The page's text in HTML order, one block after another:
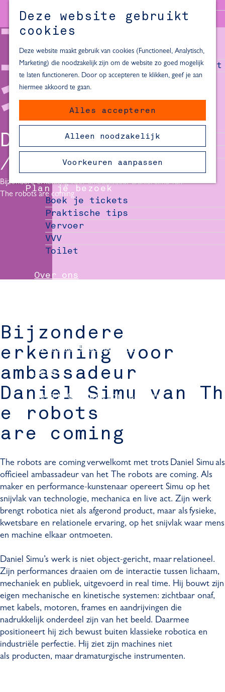
Deze website gebruikt
cookies
Deze website maakt gebruik van cookies (Functioneel, Analytisch,
Marketing) die noodzakelijk zijn om de website zo goed mogelijk
te laten functioneren. Door op accepteren te klikken, geef je aan
hiermee akkoord te gaan.
Alles accepteren
Alleen noodzakelijk
Voorkeuren aanpassen
M
e
n
u
Inspiratie voor een dagje Delft
Dagje naar het strand
Fietsen in de omgeving van Delft
Must-see attracties in de buurt
van Delft
Blijven slapen
24 uur in Delft
48 uur in Delft
72 uur in Delft
Overnachtingslocaties in Delft
Plan je bezoek
Boek je tickets
Praktische tips
Vervoer
VVV
Toilet
Over ons
Evenement aanmelden
Pers
Delft Convention Bureau
DANIEL SIMU
Bijzondere erkenning voor ambassadeur Daniel Simu van
The robots are coming
Bijzondere
erkenning voor
ambassadeur
Daniel Simu van Th
e robots
are coming
The robots are coming verwelkomt met trots Daniel Simu als
officieel ambassadeur van het The robots are coming. Als
maker en performance-kunstenaar opereert Simu op het
snijvlak van technologie, mechanica en live act. Zijn werk
brengt robotica niet als afgerond product, maar als fysieke,
kwetsbare en relationele ervaring, op het snijvlak waar mens
en machine elkaar ontmoeten.
Daniel Simu’s werk is niet object-gericht, maar relationeel.
Zijn performances draaien om de interactie tussen lichaam,
mechaniek en publiek, uitgevoerd in real time. Hij bouwt zijn
eigen mechanische en kinetische systemen: zichtbaar onaf,
met kabels, motoren, frames en aandrijvingen die
nadrukkelijk onderdeel zijn van het beeld. Daarmee
positioneert hij zich bewust buiten klassieke robotica en
industriële perfectie. Hij ziet zijn machines niet
als producten, maar dramaturgische instrumenten.